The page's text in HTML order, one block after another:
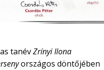
tanévZrínyi Ilona
országos döntőjében